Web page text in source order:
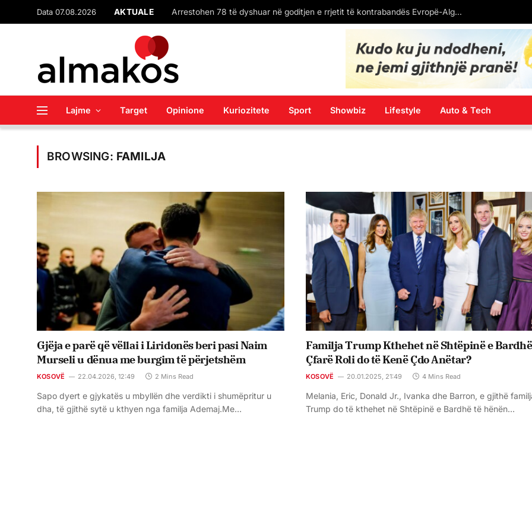
Data 07.08.2026 AKTUALE VËZHGIMI/ BERALB sh.p.k fitoi 15 mln euro nga bakri shqiptar, por po mbyt fshatra të tërë me ndotje
Lajme Target Opinione Kuriozitete Sport Showbiz Lifestyle Auto & Tech
BROWSING: FAMILJA
Gjëja e parë që vëllai i Liridonës beri pasi Naim
Murseli u dënua me burgim të përjetshëm
KOSOVË 22.04.2026, 12:49 2 Mins Read
Sapo dyert e gjykatës u mbyllën dhe verdikti i shumëpritur u
dha, të gjithë sytë u kthyen nga familja Ademaj.Me…
Familja Trump Kthehet në Shtëpinë e
Çfarë Roli do të Kenë Çdo Anëtar?
KOSOVË 20.01.2025, 21:49 4 Mins Read
Melania, Eric, Donald Jr., Ivanka dhe Barron, e gjithë
Trump do të kthehet në Shtëpinë e Bardhë të hënën…